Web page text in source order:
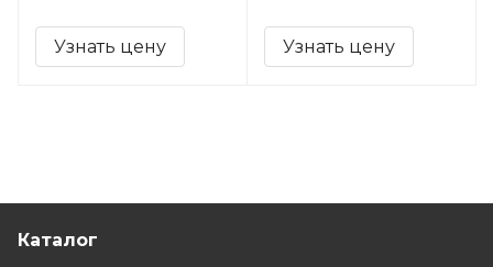
Узнать цену Узнать цену
Каталог